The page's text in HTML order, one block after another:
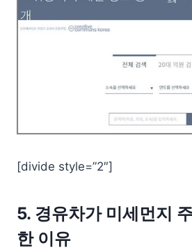
[divide style=”2″]
5. 경유차가 미세먼지
한 이유